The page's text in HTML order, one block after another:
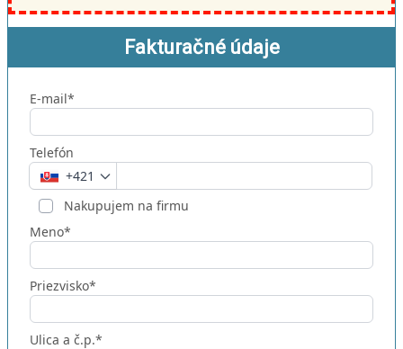
Fakturačné údaje
E-mail*
Telefón
+421
Nakupujem na firmu
Meno*
Priezvisko*
Ulica a č.p.*